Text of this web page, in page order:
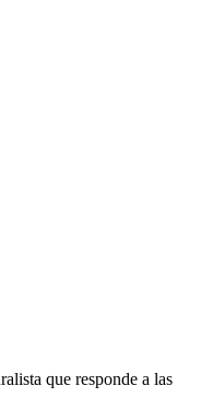
que responde a las